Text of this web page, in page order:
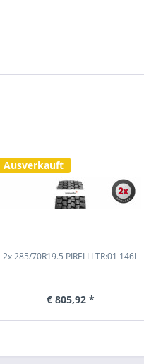
Ausverkauft
2x 285/70R19.5 PIRELLI TR:01 146L
€ 805,92 *